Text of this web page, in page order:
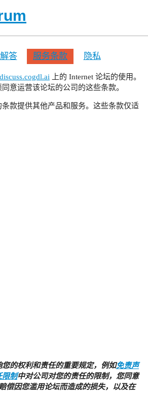
答 服务条款 隐私
上的 Internet 论坛的使用。
意运营该论坛的公司的这些条款。
款提供其他产品和服务。这些条款仅适
的权利和责任的重要规定，例如免责声
限制中对公司对您的责任的限制，您同意
偿因您滥用论坛而造成的损失，以及在